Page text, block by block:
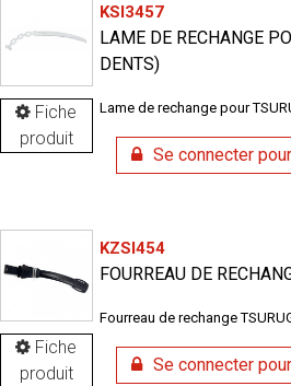
Fiche
produit
KSI3457
LAME DE RECHANGE
DENTS)
Lame de rechange pour
Se connecter
Fiche
produit
KZSI454
FOURREAU DE
Fourreau de rechange
Se connecter